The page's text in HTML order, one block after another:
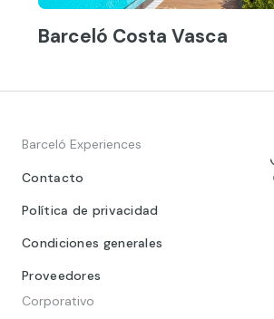
Barceló Costa Vasca
Barceló Experiences
Contacto
Política de privacidad
Condiciones generales
Proveedores
Corporativo